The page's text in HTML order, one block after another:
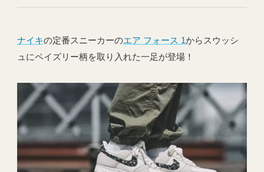
ナイキの定番スニーカーのエア フォース 1からスウッシ
ュにペイズリー柄を取り入れた一足が登場！